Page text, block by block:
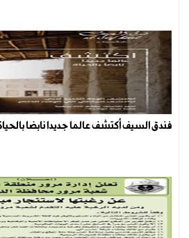
فندق السيف أكتشف عالما جديدا نابضا